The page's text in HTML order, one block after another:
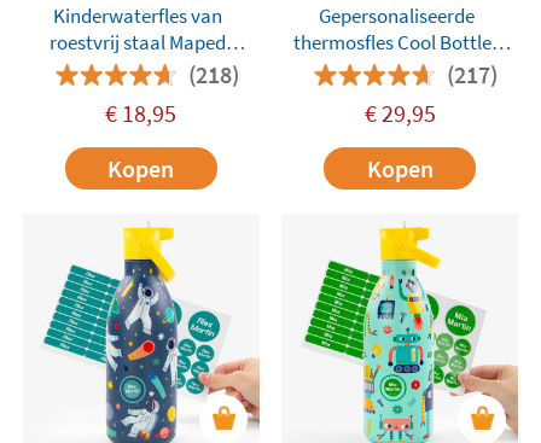
Kinderwaterfles van
roestvrij staal Maped
Jungle Fever(218)
€ 18,95
Kopen
Gepersonaliseerde
thermosfles Cool Bottles
500 ml Bug Life(217)
€ 29,95
Kopen